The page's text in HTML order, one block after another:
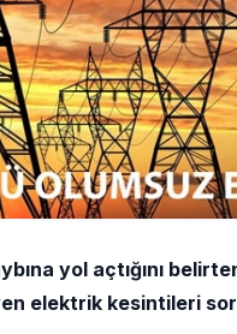
yol açtığını belirten
elektrik kesintileri